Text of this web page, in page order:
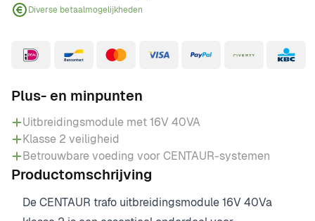
Diverse betaalmogelijkheden
Plus- en minpunten
Uitbreidingsmodule met 16V 40VA
Klasse 2 veiligheid
Betrouwbare voeding voor CENTAUR-systemen
Productomschrijving
De CENTAUR trafo uitbreidingsmodule 16V 40Va